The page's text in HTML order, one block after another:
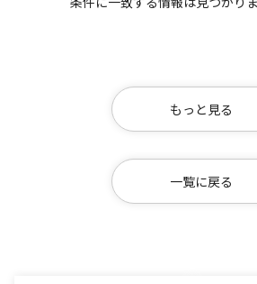
もっと見る
一覧に戻る